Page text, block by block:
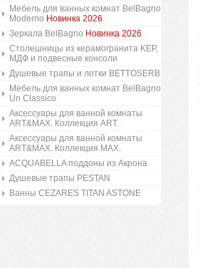
Мебель для ванных комнат BelBagno
Moderno Новинка 2026
Зеркала BelBagno Новинка 2026
Столешницы из керамогранита KEP,
МДФ и подвесные консоли
Душевые трапы и лотки BETTOSERB
Мебель для ванных комнат BelBagno
Un Classico
Аксессуары для ванной комнаты
ART&MAX. Коллекция ART.
Аксессуары для ванной комнаты
ART&MAX. Коллекция MAX.
ACQUABELLA поддоны из Акрона
Душевые трапы PESTAN
Ванны CEZARES TITAN ASTONE